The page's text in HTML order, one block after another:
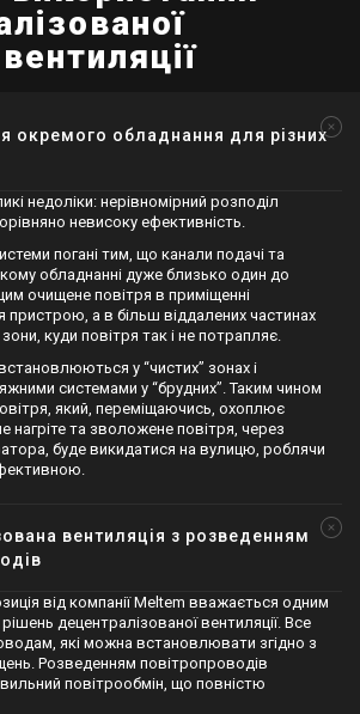
окремого обладнання для різних
недоліки: нерівномірний розподіл
невисоку ефективність.
погані тим, що канали подачі та
обладнанні дуже близько один до
очищене повітря в приміщенні
пристрою, а в більш віддалених частинах
куди повітря так і не потрапляє.
у “чистих” зонах і
системами у “брудних”. Таким чином
який, переміщаючись, охоплює
нагріте та зволожене повітря, через
буде викидатися на вулицю, роблячи
вентиляція з розведенням
від компанії Meltem вважається одним
децентралізованої вентиляції. Все
які можна встановлювати згідно з
Розведенням повітропроводів
повітрообмін, що повністю